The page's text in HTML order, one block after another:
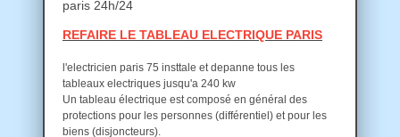
paris 24h/24
REFAIRE LE TABLEAU ELECTRIQUE PARIS
l'electricien paris 75 insttale et depanne tous les
tableaux electriques jusqu'a 240 kw
Un tableau électrique est composé en général des
protections pour les personnes (différentiel) et pour les
biens (disjoncteurs).